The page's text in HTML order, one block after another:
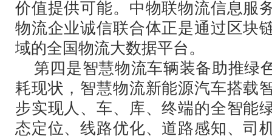
价值提供可能。中物联物流信息服
物流企业诚信联合体正是通过区块
域的全国物流大数据平台。
第四是智慧物流车辆装备助推绿
耗现状，智慧物流新能源汽车搭载
步实现人、车、库、终端的全智能
态定位、线路优化、道路感知、司